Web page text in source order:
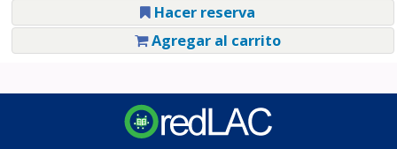
Hacer reserva
Agregar al carrito